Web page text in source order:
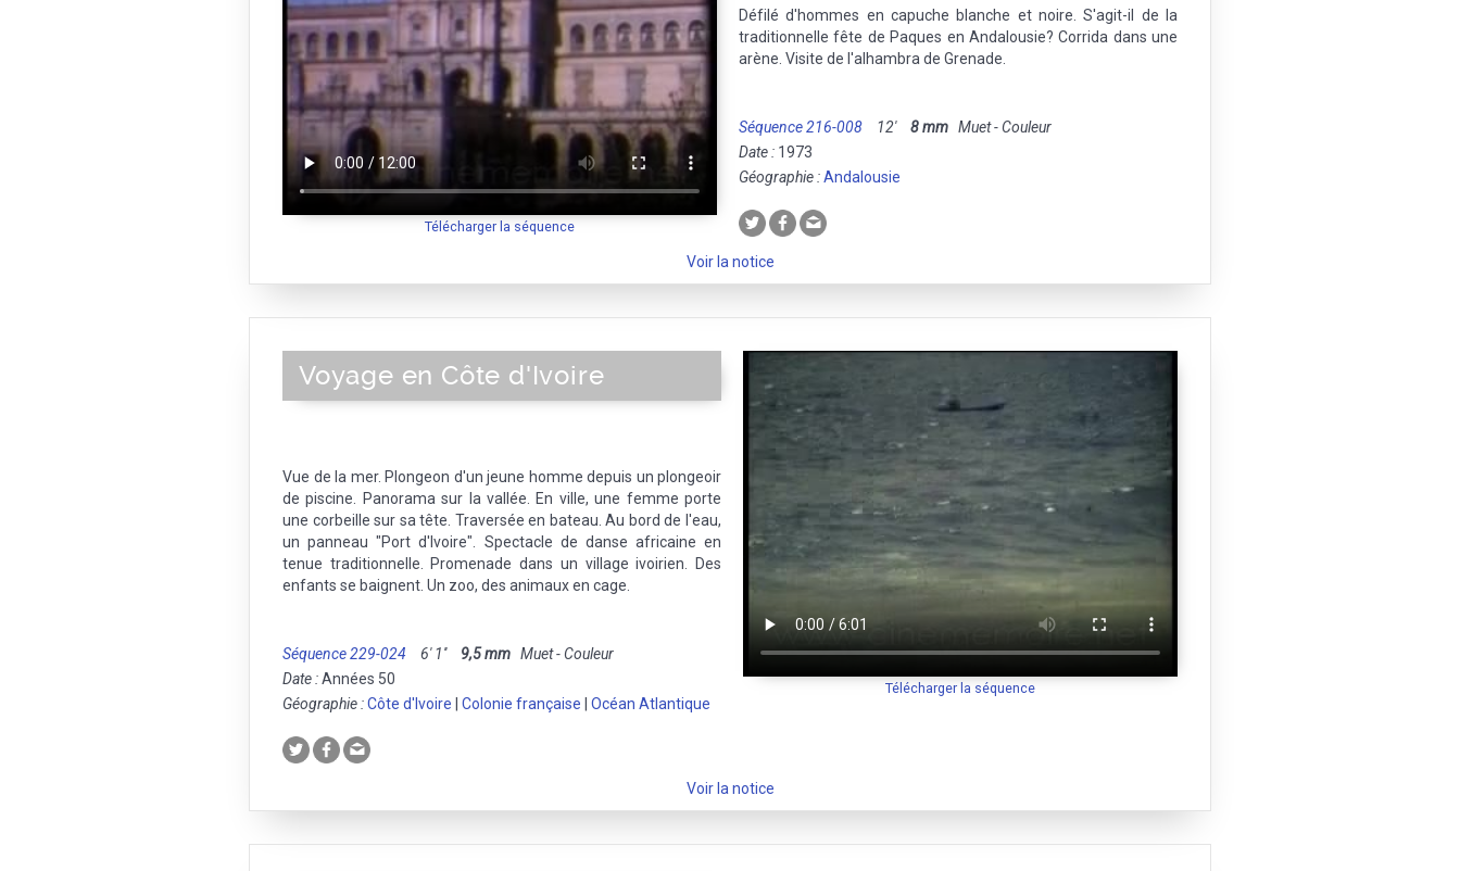
Télécharger la séquence
Défilé d'hommes en capuche blanche et noire. S'agit-il de la
traditionnelle fête de Paques en Andalousie? Corrida dans une
arène. Visite de l'alhambra de Grenade.
Séquence 216-008 12' 8 mm Muet - Couleur
Date : 1973
Géographie :Andalousie
Voir la notice
Télécharger la séquence
Voyage en Côte d'Ivoire
Vue de la mer. Plongeon d'un jeune homme depuis un plongeoir
de piscine. Panorama sur la vallée. En ville, une femme porte
une corbeille sur sa tête. Traversée en bateau. Au bord de l'eau,
un panneau "Port d'Ivoire". Spectacle de danse africaine en
tenue traditionnelle. Promenade dans un village ivoirien. Des
enfants se baignent. Un zoo, des animaux en cage.
Séquence 229-024 6' 1'' 9,5 mm Muet - Couleur
Date :Années 50
Géographie :Côte d'Ivoire Colonie française Océan Atlantique
Voir la notice